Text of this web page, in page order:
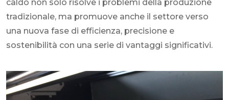
caldo non solo risolve i problemi della produzione
tradizionale, ma promuove anche il settore verso
una nuova fase di efficienza, precisione e
sostenibilità con una serie di vantaggi significativi.